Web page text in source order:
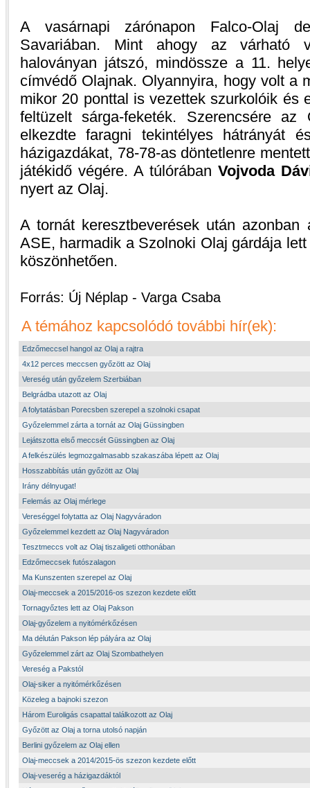
A vasárnapi zárónapon Falco-Olaj
Savariában. Mint ahogy az várható
haloványan játszó, mindössze a 11.
címvédő Olajnak. Olyannyira, hogy volt a
mikor 20 ponttal is vezettek szurkolóik és
feltüzelt sárga-feketék. Szerencsére
elkezdte faragni tekintélyes hátrányát
házigazdákat, 78-78-as döntetlenre
játékidő végére. A túlórában Vojvoda
nyert az Olaj.
A tornát keresztbeverések után
ASE, harmadik a Szolnoki Olaj gárdája
köszönhetően.
Forrás: Új Néplap - Varga Csaba
A témához kapcsolódó további hír(ek):
Edzőmeccsel hangol az Olaj a rajtra
4x12 perces meccsen győzött az Olaj
Vereség után győzelem Szerbiában
Belgrádba utazott az Olaj
A folytatásban Porecsben szerepel a szolnoki csapat
Győzelemmel zárta a tornát az Olaj Güssingben
Lejátszotta első meccsét Güssingben az Olaj
A felkészülés legmozgalmasabb szakaszába lépett az Olaj
Hosszabbítás után győzött az Olaj
Irány délnyugat!
Felemás az Olaj mérlege
Vereséggel folytatta az Olaj Nagyváradon
Győzelemmel kezdett az Olaj Nagyváradon
Tesztmeccs volt az Olaj tiszaligeti otthonában
Edzőmeccsek futószalagon
Ma Kunszenten szerepel az Olaj
Olaj-meccsek a 2015/2016-os szezon kezdete előtt
Tornagyőztes lett az Olaj Pakson
Olaj-győzelem a nyitómérkőzésen
Ma délután Pakson lép pályára az Olaj
Győzelemmel zárt az Olaj Szombathelyen
Vereség a Pakstól
Olaj-siker a nyitómérkőzésen
Közeleg a bajnoki szezon
Három Euroligás csapattal találkozott az Olaj
Győzött az Olaj a torna utolsó napján
Berlini győzelem az Olaj ellen
Olaj-meccsek a 2014/2015-ös szezon kezdete előtt
Olaj-veserég a házigazdáktól